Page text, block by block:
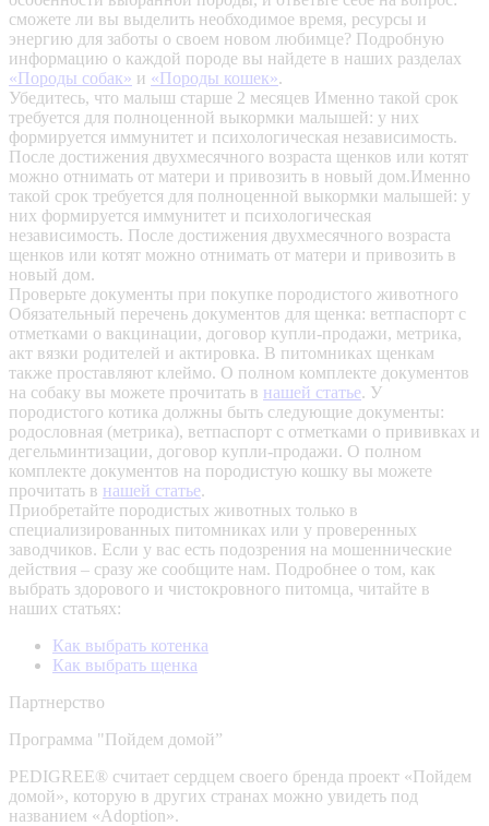
сможете ли вы выделить необходимое время, ресурсы и
энергию для заботы о своем новом любимце? Подробную
информацию о каждой породе вы найдете в наших разделах
«Породы собак» и «Породы кошек».
Убедитесь, что малыш старше 2 месяцев Именно такой срок
требуется для полноценной выкормки малышей: у них
формируется иммунитет и психологическая независимость.
После достижения двухмесячного возраста щенков или котят
можно отнимать от матери и привозить в новый дом.Именно
такой срок требуется для полноценной выкормки малышей: у
них формируется иммунитет и психологическая
независимость. После достижения двухмесячного возраста
щенков или котят можно отнимать от матери и привозить в
новый дом.
Проверьте документы при покупке породистого животного
Обязательный перечень документов для щенка: ветпаспорт с
отметками о вакцинации, договор купли-продажи, метрика,
акт вязки родителей и актировка. В питомниках щенкам
также проставляют клеймо. О полном комплекте документов
на собаку вы можете прочитать в нашей статье. У
породистого котика должны быть следующие документы:
родословная (метрика), ветпаспорт с отметками о прививках и
дегельминтизации, договор купли-продажи. О полном
комплекте документов на породистую кошку вы можете
прочитать в нашей статье.
Приобретайте породистых животных только в
специализированных питомниках или у проверенных
заводчиков. Если у вас есть подозрения на мошеннические
действия – сразу же сообщите нам. Подробнее о том, как
выбрать здорового и чистокровного питомца, читайте в
наших статьях:
Как выбрать котенка
Как выбрать щенка
Партнерство
Программа "Пойдем домой”
PEDIGREE® считает сердцем своего бренда проект «Пойдем
домой», которую в других странах можно увидеть под
названием «Adoption».